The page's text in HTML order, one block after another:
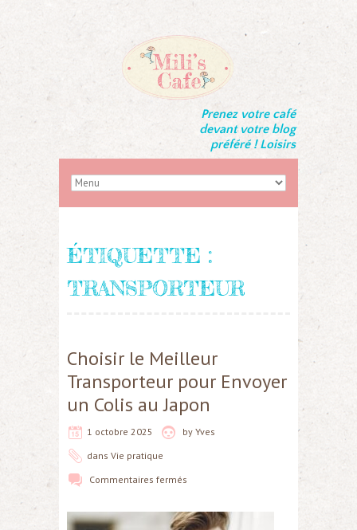
Prenez votre café
devant votre blog
préféré ! Loisirs
ÉTIQUETTE :
TRANSPORTEUR
Choisir le Meilleur
Transporteur pour Envoyer
un Colis au Japon
1 octobre 2025 by Yves
dans Vie pratique
Commentaires fermés